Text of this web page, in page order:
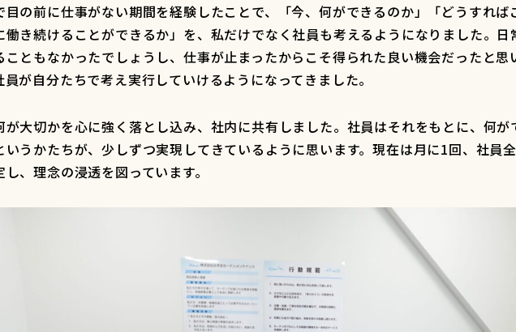
目の前に仕事がない期間を経験したことで、「今、何ができるのか」「どうすれ
働き続けることができるか」を、私だけでなく社員も考えるようになりました。
こともなかったでしょうし、仕事が止まったからこそ得られた良い機会だったと思
員が自分たちで考え実行していけるようになってきました。
が大切かを心に強く落とし込み、社内に共有しました。社員はそれをもとに、何
いうかたちが、少しずつ実現してきているように思います。現在は月に1回、社員
、理念の浸透を図っています。